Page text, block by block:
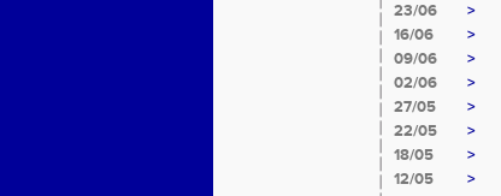
23/06
>
16/06
>
09/06
>
02/06
>
27/05
>
22/05
>
18/05
>
12/05
>